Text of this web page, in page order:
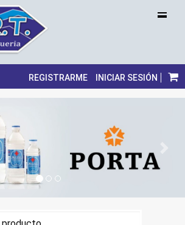
REGISTRARME INICIAR SESIÓN